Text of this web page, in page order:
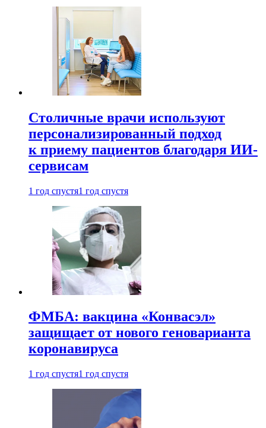
Столичные врачи используют
персонализированный подход
к приему пациентов благодаря ИИ-
сервисам
1 год спустя1 год спустя
ФМБА: вакцина «Конвасэл»
защищает от нового геноварианта
коронавируса
1 год спустя1 год спустя